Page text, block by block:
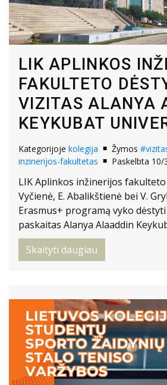
LIK APLINKOS
FAKULTETO
VIZITAS ALANYA
KEYKUBAT
Kategorijoje kolegija Žymos
inzinerijos-fakultetas
Paskelbta 10/
LIK Aplinkos inžinerijos fakulteto
Vyčienė, E. Abalikštienė bei V.
Erasmus+ programą vyko
paskaitas Alanya Alaaddin
Skaityti daugiau